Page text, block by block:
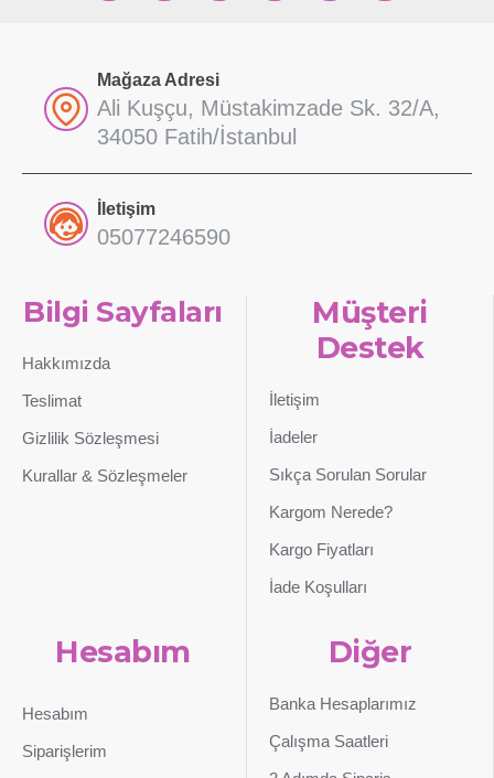
Mağaza Adresi
Ali Kuşçu, Müstakimzade Sk. 32/A,
34050 Fatih/İstanbul
İletişim
05077246590
Bilgi Sayfaları
Hakkımızda
Teslimat
Gizlilik Sözleşmesi
Kurallar & Sözleşmeler
Müşteri
Destek
İletişim
İadeler
Sıkça Sorulan Sorular
Kargom Nerede?
Kargo Fiyatları
İade Koşulları
Hesabım
Hesabım
Siparişlerim
Diğer
Banka Hesaplarımız
Çalışma Saatleri